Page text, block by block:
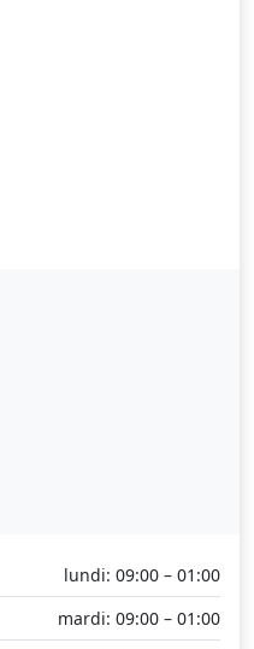
lundi: 09:00 – 01:00
mardi: 09:00 – 01:00